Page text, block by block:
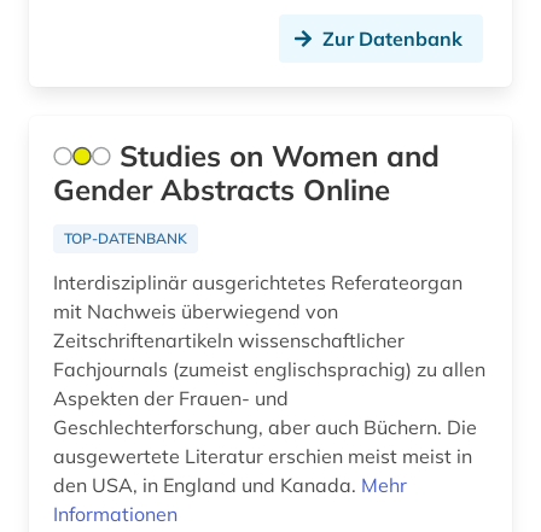
antarktika (2)
antarktis (5)
anthologie (9)
anthropologie (11)
anthropologische linguistik (1)
anthroposophische medizin (1)
anthropozän (1)
Moldawien (6)
Niederlande (12)
Niedersachsen (4)
Nordamerika (6)
Nordrhein-Westfalen (5)
Norwegen (29)
Zur Datenbank
Studies on Women and
Gender Abstracts Online
TOP-DATENBANK
Interdisziplinär ausgerichtetes Referateorgan
mit Nachweis überwiegend von
Zeitschriftenartikeln wissenschaftlicher
Fachjournals (zumeist englischsprachig) zu allen
Aspekten der Frauen- und
Geschlechterforschung, aber auch Büchern. Die
ausgewertete Literatur erschien meist meist in
den USA, in England und Kanada. Mehr
Informationen